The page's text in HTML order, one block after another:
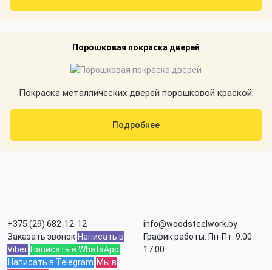
Порошковая покраска дверей
Покраска металлических дверей порошковой краской.
Подробнее
+375 (29) 682-12-12
Заказать звонок Написать в
Viber Написать в WhatsApp
Написать в Telegram Мы в
info@woodsteelwork.by
График работы: Пн-Пт: 9:00-
17:00